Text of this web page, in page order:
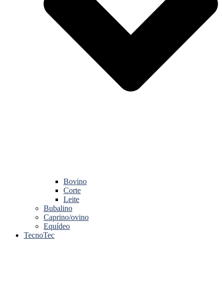
Bovino
Corte
Leite
Bubalino
Caprino/ovino
Equídeo
TecnoTec